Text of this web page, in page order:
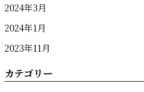
2024年3月
2024年1月
2023年11月
カテゴリー